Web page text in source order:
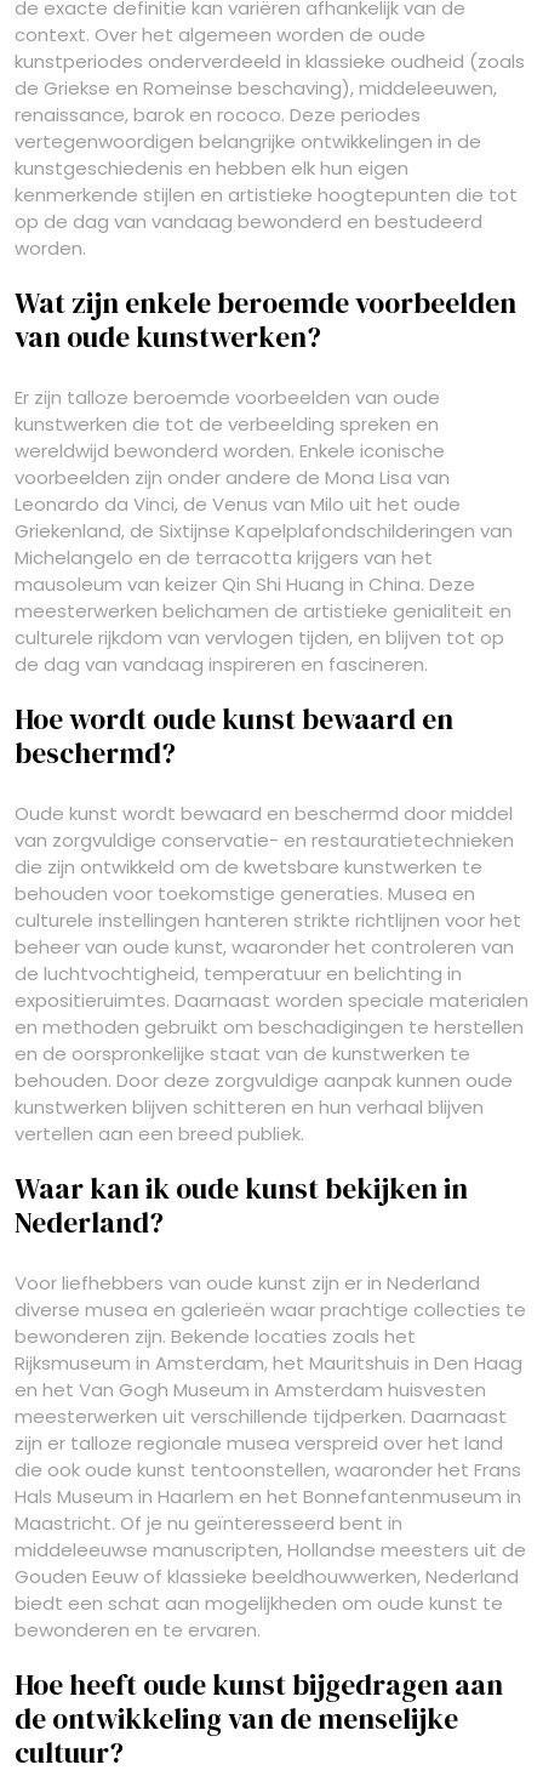
de exacte definitie kan variëren afhankelijk van de
context. Over het algemeen worden de oude
kunstperiodes onderverdeeld in klassieke oudheid (zoals
de Griekse en Romeinse beschaving), middeleeuwen,
renaissance, barok en rococo. Deze periodes
vertegenwoordigen belangrijke ontwikkelingen in de
kunstgeschiedenis en hebben elk hun eigen
kenmerkende stijlen en artistieke hoogtepunten die tot
op de dag van vandaag bewonderd en bestudeerd
worden.
Wat zijn enkele beroemde voorbeelden
van oude kunstwerken?
Er zijn talloze beroemde voorbeelden van oude
kunstwerken die tot de verbeelding spreken en
wereldwijd bewonderd worden. Enkele iconische
voorbeelden zijn onder andere de Mona Lisa van
Leonardo da Vinci, de Venus van Milo uit het oude
Griekenland, de Sixtijnse Kapelplafondschilderingen van
Michelangelo en de terracotta krijgers van het
mausoleum van keizer Qin Shi Huang in China. Deze
meesterwerken belichamen de artistieke genialiteit en
culturele rijkdom van vervlogen tijden, en blijven tot op
de dag van vandaag inspireren en fascineren.
Hoe wordt oude kunst bewaard en
beschermd?
Oude kunst wordt bewaard en beschermd door middel
van zorgvuldige conservatie- en restauratietechnieken
die zijn ontwikkeld om de kwetsbare kunstwerken te
behouden voor toekomstige generaties. Musea en
culturele instellingen hanteren strikte richtlijnen voor het
beheer van oude kunst, waaronder het controleren van
de luchtvochtigheid, temperatuur en belichting in
expositieruimtes. Daarnaast worden speciale materialen
en methoden gebruikt om beschadigingen te herstellen
en de oorspronkelijke staat van de kunstwerken te
behouden. Door deze zorgvuldige aanpak kunnen oude
kunstwerken blijven schitteren en hun verhaal blijven
vertellen aan een breed publiek.
Waar kan ik oude kunst bekijken in
Nederland?
Voor liefhebbers van oude kunst zijn er in Nederland
diverse musea en galerieën waar prachtige collecties te
bewonderen zijn. Bekende locaties zoals het
Rijksmuseum in Amsterdam, het Mauritshuis in Den Haag
en het Van Gogh Museum in Amsterdam huisvesten
meesterwerken uit verschillende tijdperken. Daarnaast
zijn er talloze regionale musea verspreid over het land
die ook oude kunst tentoonstellen, waaronder het Frans
Hals Museum in Haarlem en het Bonnefantenmuseum in
Maastricht. Of je nu geïnteresseerd bent in
middeleeuwse manuscripten, Hollandse meesters uit de
Gouden Eeuw of klassieke beeldhouwwerken, Nederland
biedt een schat aan mogelijkheden om oude kunst te
bewonderen en te ervaren.
Hoe heeft oude kunst bijgedragen aan
de ontwikkeling van de menselijke
cultuur?